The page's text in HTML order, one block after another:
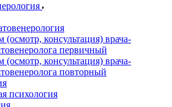
(осмотр, консультация) врача-
первичный
(осмотр, консультация) врача-
повторный
психология